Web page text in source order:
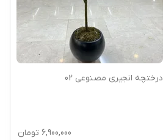
درختچه انجیری مصنوعی 02
6,900,000 تومان